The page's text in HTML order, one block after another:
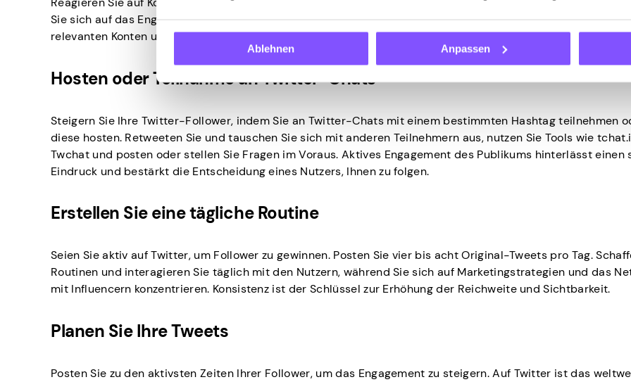
Ablehnen Anpassen
Sie sich auf das Engagement statt auf die Anzahl der Follower. Um schnelle Ergebnisse zu erzielen, folgen Sie
relevanten Konten und beginnen Sie noch heute, sich zu engagieren.
Hosten oder Teilnahme an Twitter-Chats
Steigern Sie Ihre Twitter-Follower, indem Sie an Twitter-Chats mit einem bestimmten Hashtag teilnehmen
diese hosten. Retweeten Sie und tauschen Sie sich mit anderen Teilnehmern aus, nutzen Sie Tools wie
Twchat und posten oder stellen Sie Fragen im Voraus. Aktives Engagement des Publikums hinterlässt einen
Eindruck und bestärkt die Entscheidung eines Nutzers, Ihnen zu folgen.
Erstellen Sie eine tägliche Routine
Seien Sie aktiv auf Twitter, um Follower zu gewinnen. Posten Sie vier bis acht Original-Tweets pro Tag.
Routinen und interagieren Sie täglich mit den Nutzern, während Sie sich auf Marketingstrategien und das
mit Influencern konzentrieren. Konsistenz ist der Schlüssel zur Erhöhung der Reichweite und Sichtbarkeit.
Planen Sie Ihre Tweets
Posten Sie zu den aktivsten Zeiten Ihrer Follower, um das Engagement zu steigern. Auf Twitter ist das